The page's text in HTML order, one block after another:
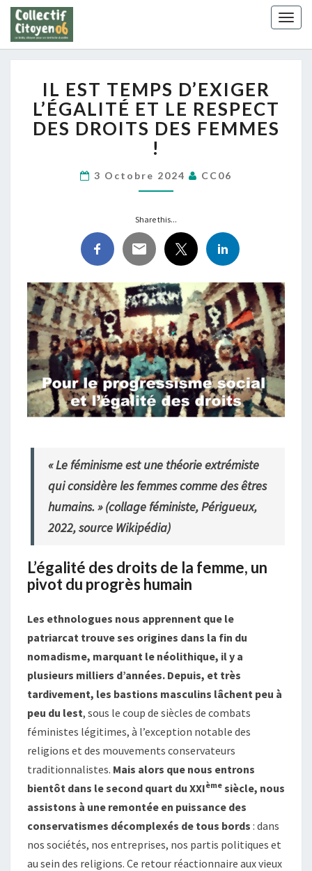
Skip
content
EST
TEMPS
D’EXIGER
L’ÉGALITÉ
ET
RESPECT
DES
DES
FEMMES
!
IL EST TEMPS D’EXIGER
L’ÉGALITÉ ET LE RESPECT
DES DROITS DES FEMMES
!
3 Octobre 2024 CC06
Share this...
«Le féminisme est une théorie extrémiste
qui considère les femmes comme des êtres
humains. » (collage féministe, Périgueux,
2022, source Wikipédia)
L’égalité des droits de la femme, un
pivot du progrès humain
Les ethnologues nous apprennent que le
patriarcat trouve ses origines dans la fin du
nomadisme, marquant le néolithique, il y a
plusieurs milliers d’années. Depuis, et très
tardivement, les bastions masculins lâchent peu à
peu du lest, sous le coup de siècles de combats
féministes légitimes, à l’exception notable des
religions et des mouvements conservateurs
traditionnalistes. Mais alors que nous entrons
bientôt dans le second quart du XXIème siècle, nous
assistons à une remontée en puissance des
conservatismes décomplexés de tous bords : dans
nos sociétés, nos entreprises, nos partis politiques et
au sein des religions. Ce retour réactionnaire aux vieux